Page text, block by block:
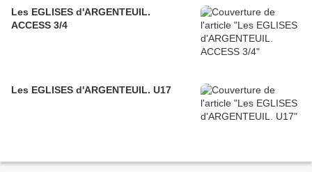
Les EGLISES d'ARGENTEUIL.
ACCESS 3/4
Les EGLISES d'ARGENTEUIL. U17